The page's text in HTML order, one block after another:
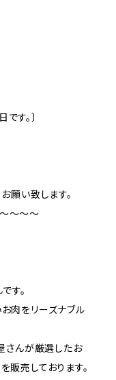
す。〕
願い致します。
～～～
す。
肉をリーズナブル
さんが厳選したお
販売しております。